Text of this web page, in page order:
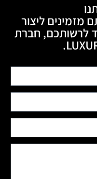
מזמינים ליצור
לרשותכם, חברת